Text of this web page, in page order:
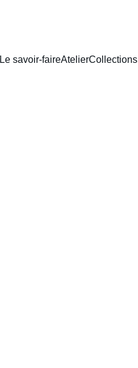
Le savoir-faireAtelierCollections